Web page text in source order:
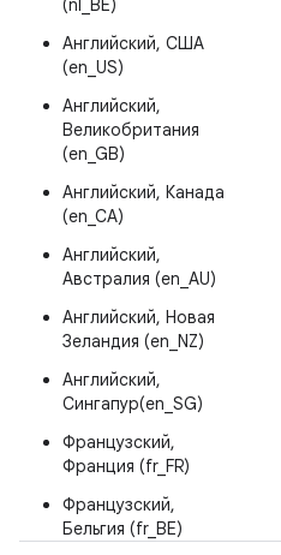
(nl_BE)
Английский, США
(en_US)
Английский,
Великобритания
(en_GB)
Английский, Канада
(en_CA)
Английский,
Австралия (en_AU)
Английский, Новая
Зеландия (en_NZ)
Английский,
Сингапур(en_SG)
Французский,
Франция (fr_FR)
Французский,
Бельгия (fr_BE)